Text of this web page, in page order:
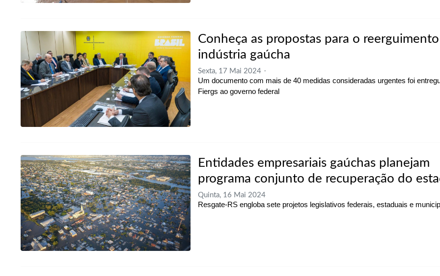
Conheça as propostas para o
indústria gaúcha
Sexta, 17 Mai 2024
Um documento com mais de 40 medidas consideradas urgentes foi
Fiergs ao governo federal
Entidades empresariais gaúchas planejam
programa conjunto de recuperação do
Quinta, 16 Mai 2024
Resgate-RS engloba sete projetos legislativos federais, estaduais e